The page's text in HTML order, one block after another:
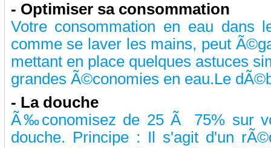
- Optimiser sa consommation
Votre consommation en eau dans
comme se laver les mains, peut
mettant en place quelques astuces
grandes Ã©conomies en eau.Le
- La douche
Ã‰conomisez de 25 Ã 75% sur
douche. Principe : Il s'agit d'un